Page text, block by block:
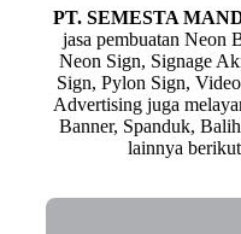
PT. SEMESTA
jasa pembuatan Neon
Neon Sign, Signage
Sign, Pylon Sign,
Advertising juga
Banner, Spanduk,
lainnya